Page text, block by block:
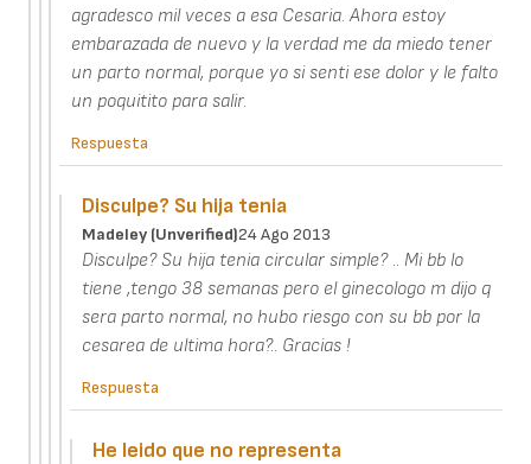
agradesco mil veces a esa Cesaria. Ahora estoy
embarazada de nuevo y la verdad me da miedo tener
un parto normal, porque yo si senti ese dolor y le falto
un poquitito para salir.
Respuesta
Disculpe? Su hija tenia
Madeley (unverified)24 Ago 2013
Disculpe? Su hija tenia circular simple? .. Mi bb lo
tiene ,tengo 38 semanas pero el ginecologo m dijo q
sera parto normal, no hubo riesgo con su bb por la
cesarea de ultima hora?.. Gracias !
Respuesta
He leido que no representa